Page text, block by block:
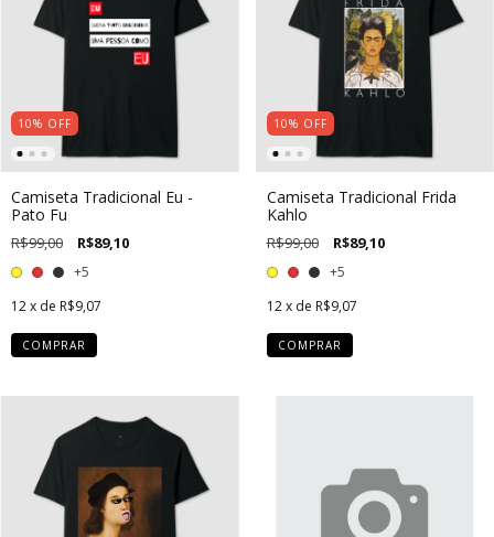
10% OFF
Camiseta Tradicional Eu -
Pato Fu
R$99,00 R$89,10
+5
12x de R$9,07
COMPRAR
10% OFF
Camiseta Tradicional Frida
Kahlo
R$99,00 R$89,10
+5
12 x de R$9,07
COMPRAR